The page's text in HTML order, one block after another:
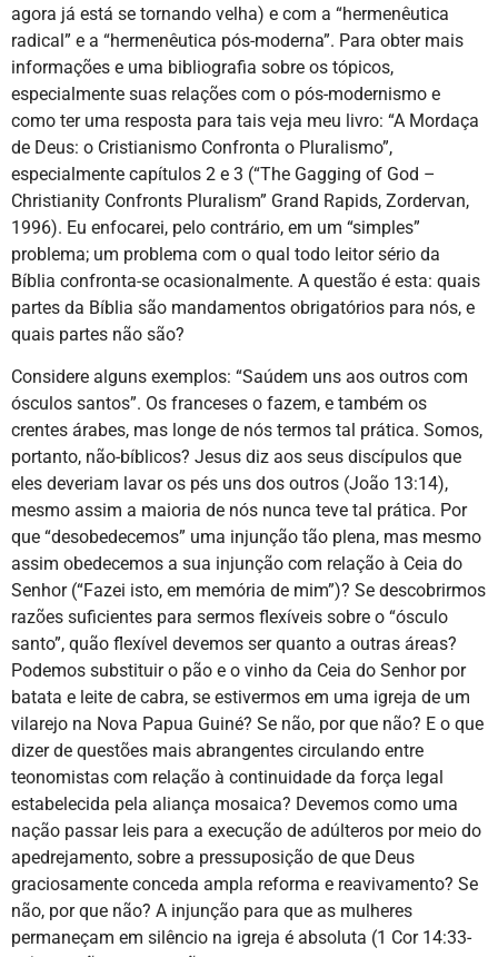
agora já está se tornando velha) e com a “hermenêutica
radical” e a “hermenêutica pós-moderna”. Para obter mais
informações e uma bibliografia sobre os tópicos,
especialmente suas relações com o pós-modernismo e
como ter uma resposta para tais veja meu livro: “A Mordaça
de Deus: o Cristianismo Confronta o Pluralismo”,
especialmente capítulos 2 e 3 (“The Gagging of God –
Christianity Confronts Pluralism” Grand Rapids, Zordervan,
1996). Eu enfocarei, pelo contrário, em um “simples”
problema; um problema com o qual todo leitor sério da
Bíblia confronta-se ocasionalmente. A questão é esta: quais
partes da Bíblia são mandamentos obrigatórios para nós, e
quais partes não são?
Considere alguns exemplos: “Saúdem uns aos outros com
ósculos santos”. Os franceses o fazem, e também os
crentes árabes, mas longe de nós termos tal prática. Somos,
portanto, não-bíblicos? Jesus diz aos seus discípulos que
eles deveriam lavar os pés uns dos outros (João 13:14),
mesmo assim a maioria de nós nunca teve tal prática. Por
que “desobedecemos” uma injunção tão plena, mas mesmo
assim obedecemos a sua injunção com relação à Ceia do
Senhor (“Fazei isto, em memória de mim”)? Se descobrirmos
razões suficientes para sermos flexíveis sobre o “ósculo
santo”, quão flexível devemos ser quanto a outras áreas?
Podemos substituir o pão e o vinho da Ceia do Senhor por
batata e leite de cabra, se estivermos em uma igreja de um
vilarejo na Nova Papua Guiné? Se não, por que não? E o que
dizer de questões mais abrangentes circulando entre
teonomistas com relação à continuidade da força legal
estabelecida pela aliança mosaica? Devemos como uma
nação passar leis para a execução de adúlteros por meio do
apedrejamento, sobre a pressuposição de que Deus
graciosamente conceda ampla reforma e reavivamento? Se
não, por que não? A injunção para que as mulheres
permaneçam em silêncio na igreja é absoluta (1 Cor 14:33-